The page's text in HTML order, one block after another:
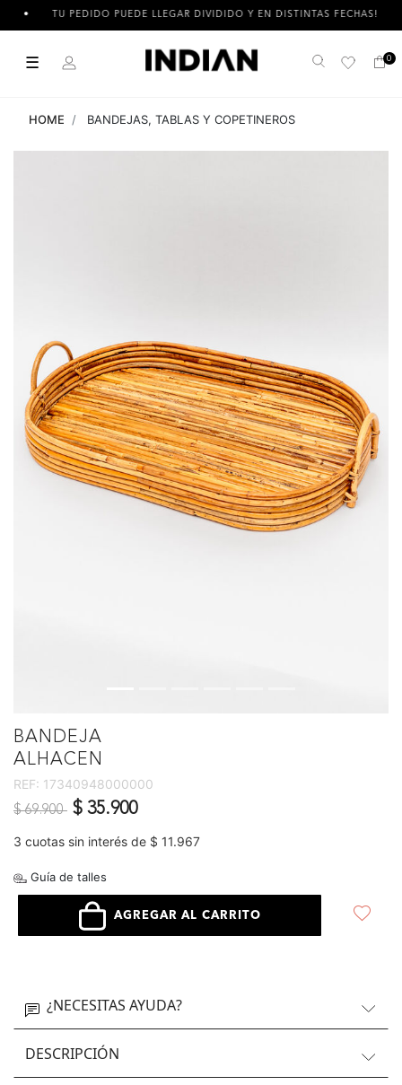
TU PEDIDO PUEDE LLEGAR DIVIDIDO Y EN DISTINTAS FECHAS!
☰ Buscar 0
HOME BANDEJAS, TABLAS Y COPETINEROS
BANDEJA
ALHACEN
REF: 17340948000000
Precio reducido de
$ 69.900 a$ 35.900
3 cuotas sin interés de $ 11.967
Guía de talles
AGREGAR AL CARRITO
¿NECESITAS AYUDA?
DESCRIPCIÓN